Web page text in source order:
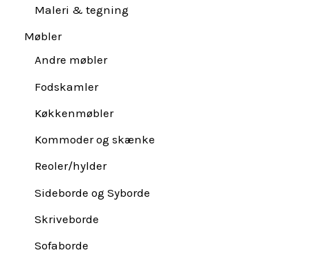
Maleri & tegning
Møbler
Andre møbler
Fodskamler
Køkkenmøbler
Kommoder og skænke
Reoler/hylder
Sideborde og Syborde
Skriveborde
Sofaborde